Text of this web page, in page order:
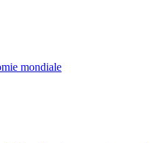
mondiale